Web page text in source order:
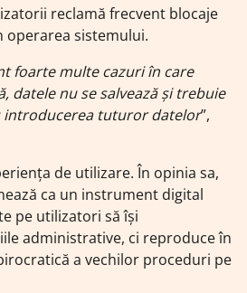
reclamă frecvent blocaje
operarea sistemului.
foarte multe cazuri în care
datele nu se salvează și trebuie
introducerea tuturor datelor”,
de utilizare. În opinia sa,
ca un instrument digital
pe utilizatori să își
administrative, ci reproduce în
a vechilor proceduri pe